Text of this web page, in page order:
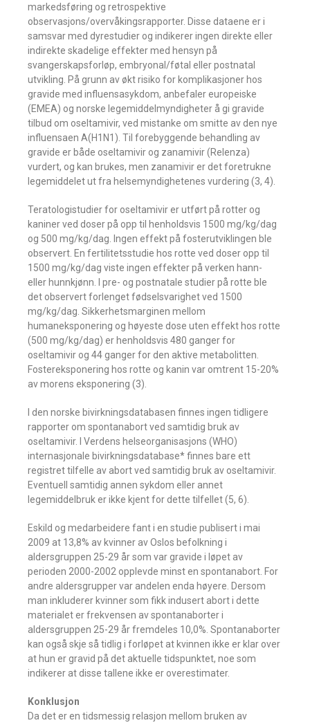
markedsføring og retrospektive
observasjons/overvåkingsrapporter. Disse dataene er i
samsvar med dyrestudier og indikerer ingen direkte eller
indirekte skadelige effekter med hensyn på
svangerskapsforløp, embryonal/føtal eller postnatal
utvikling. På grunn av økt risiko for komplikasjoner hos
gravide med influensasykdom, anbefaler europeiske
(EMEA) og norske legemiddelmyndigheter å gi gravide
tilbud om oseltamivir, ved mistanke om smitte av den nye
influensaen A(H1N1). Til forebyggende behandling av
gravide er både oseltamivir og zanamivir (Relenza)
vurdert, og kan brukes, men zanamivir er det foretrukne
legemiddelet ut fra helsemyndighetenes vurdering (3, 4).
Teratologistudier for oseltamivir er utført på rotter og
kaniner ved doser på opp til henholdsvis 1500 mg/kg/dag
og 500 mg/kg/dag. Ingen effekt på fosterutviklingen ble
observert. En fertilitetsstudie hos rotte ved doser opp til
1500 mg/kg/dag viste ingen effekter på verken hann-
eller hunnkjønn. I pre- og postnatale studier på rotte ble
det observert forlenget fødselsvarighet ved 1500
mg/kg/dag. Sikkerhetsmarginen mellom
humaneksponering og høyeste dose uten effekt hos rotte
(500 mg/kg/dag) er henholdsvis 480 ganger for
oseltamivir og 44 ganger for den aktive metabolitten.
Fostereksponering hos rotte og kanin var omtrent 15-20%
av morens eksponering (3).
I den norske bivirkningsdatabasen finnes ingen tidligere
rapporter om spontanabort ved samtidig bruk av
oseltamivir. I Verdens helseorganisasjons (WHO)
internasjonale bivirkningsdatabase* finnes bare ett
registret tilfelle av abort ved samtidig bruk av oseltamivir.
Eventuell samtidig annen sykdom eller annet
legemiddelbruk er ikke kjent for dette tilfellet (5, 6).
Eskild og medarbeidere fant i en studie publisert i mai
2009 at 13,8% av kvinner av Oslos befolkning i
aldersgruppen 25-29 år som var gravide i løpet av
perioden 2000-2002 opplevde minst en spontanabort. For
andre aldersgrupper var andelen enda høyere. Dersom
man inkluderer kvinner som fikk indusert abort i dette
materialet er frekvensen av spontanaborter i
aldersgruppen 25-29 år fremdeles 10,0%. Spontanaborter
kan også skje så tidlig i forløpet at kvinnen ikke er klar over
at hun er gravid på det aktuelle tidspunktet, noe som
indikerer at disse tallene ikke er overestimater.
Konklusjon
Da det er en tidsmessig relasjon mellom bruken av